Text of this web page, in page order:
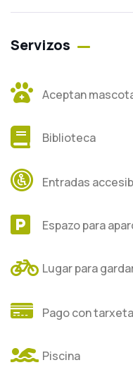
Servizos
Aceptan
Biblioteca
Entradas
Espazo para
Lugar para
Pago con tarxeta
Piscina